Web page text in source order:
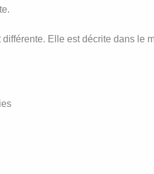
Elle est décrite dans le